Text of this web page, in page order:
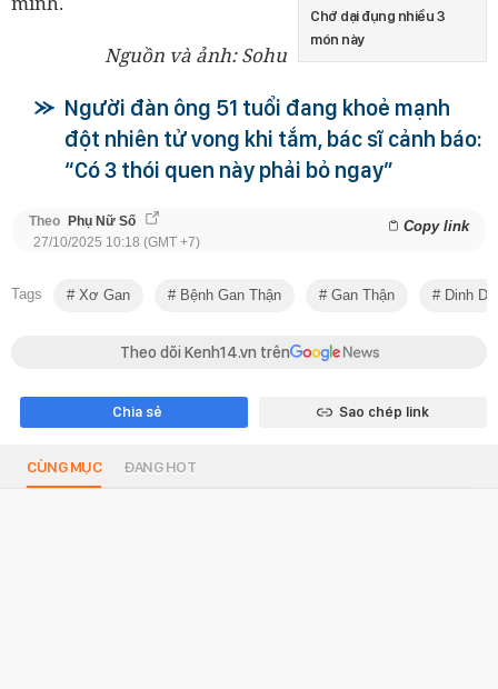
Chớ dại đụng nhiều 3
món này
Nguồn và ảnh: Sohu
Người đàn ông 51 tuổi đang khoẻ mạnh
đột nhiên tử vong khi tắm, bác sĩ cảnh báo:
“Có 3 thói quen này phải bỏ ngay”
Theo Phụ Nữ Số Copy link
27/10/2025 10:18 (GMT +7)
Tags Xơ Gan Bệnh Gan Thận Gan Thận Dinh
Theo dõi Kenh14.vn trên
Chia sẻ Sao chép link
CÙNG MỤC ĐANG HOT